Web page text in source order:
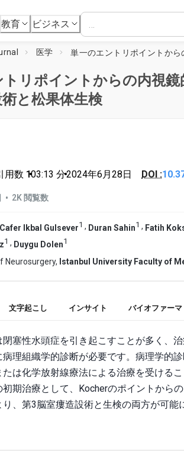
教育 ビジネス
医学
リポイントからの内視鏡
と松果体生検
用数 1•03:13 分•2024年6月28日 DOI :
• 2K 閲覧数
Cafer Ikbal Gulsever1 , Duran Sahin1 , Fatih
1 , Duygu Dolen1
Neurosurgery, Istanbul University Faculty of
文字起こし インサイト バイオファー
塞性水頭症を引き起こすことが多く、
病理組織学的診断が必要です。病理学的
は化学放射線療法による治療を受ける
期治療として、Kocherのポイントから
り、第3脳室瘻造設術と生検の両方が可能